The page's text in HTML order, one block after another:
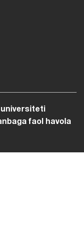
faol havola